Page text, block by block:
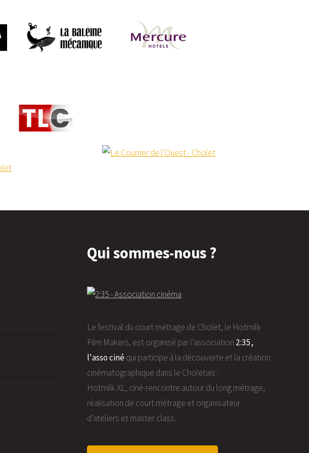
Qui sommes-nous ?
Le festival du court métrage de Cholet, le Hotmilk
Film Makers, est organisé par l'association 2:35,
l'asso cinéqui participe à la découverte et la création
cinématographique dans le Choletais :
Hotmilk XL, ciné-rencontre autour du long métrage,
réalisation de court métrage et organisateur
d'ateliers et master class.